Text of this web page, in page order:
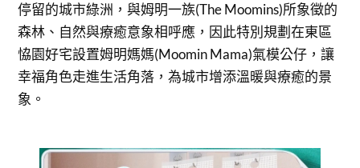
停留的城市綠洲，與姆明一族(The Moomins)所象徵的
森林、自然與療癒意象相呼應，因此特別規劃在東區
恊園好宅設置姆明媽媽(Moomin Mama)氣模公仔，讓
幸福角色走進生活角落，為城市增添溫暖與療癒的景
象。